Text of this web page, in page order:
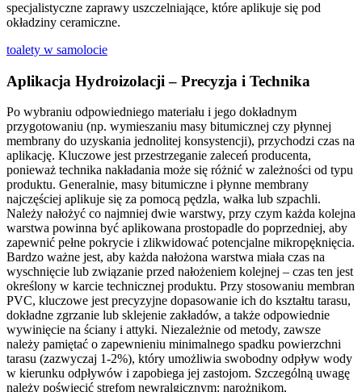
specjalistyczne zaprawy uszczelniające, które aplikuje się pod
okładziny ceramiczne.
toalety w samolocie
Aplikacja Hydroizolacji – Precyzja i Technika
Po wybraniu odpowiedniego materiału i jego dokładnym
przygotowaniu (np. wymieszaniu masy bitumicznej czy płynnej
membrany do uzyskania jednolitej konsystencji), przychodzi czas na
aplikację. Kluczowe jest przestrzeganie zaleceń producenta,
ponieważ technika nakładania może się różnić w zależności od typu
produktu. Generalnie, masy bitumiczne i płynne membrany
najczęściej aplikuje się za pomocą pędzla, wałka lub szpachli.
Należy nałożyć co najmniej dwie warstwy, przy czym każda kolejna
warstwa powinna być aplikowana prostopadle do poprzedniej, aby
zapewnić pełne pokrycie i zlikwidować potencjalne mikropęknięcia.
Bardzo ważne jest, aby każda nałożona warstwa miała czas na
wyschnięcie lub związanie przed nałożeniem kolejnej – czas ten jest
określony w karcie technicznej produktu. Przy stosowaniu membran
PVC, kluczowe jest precyzyjne dopasowanie ich do kształtu tarasu,
dokładne zgrzanie lub sklejenie zakładów, a także odpowiednie
wywinięcie na ściany i attyki. Niezależnie od metody, zawsze
należy pamiętać o zapewnieniu minimalnego spadku powierzchni
tarasu (zazwyczaj 1-2%), który umożliwia swobodny odpływ wody
w kierunku odpływów i zapobiega jej zastojom. Szczególną uwagę
należy poświęcić strefom newralgicznym: narożnikom,